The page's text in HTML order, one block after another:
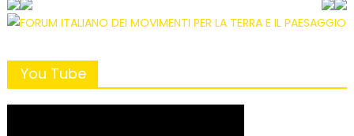
You Tube